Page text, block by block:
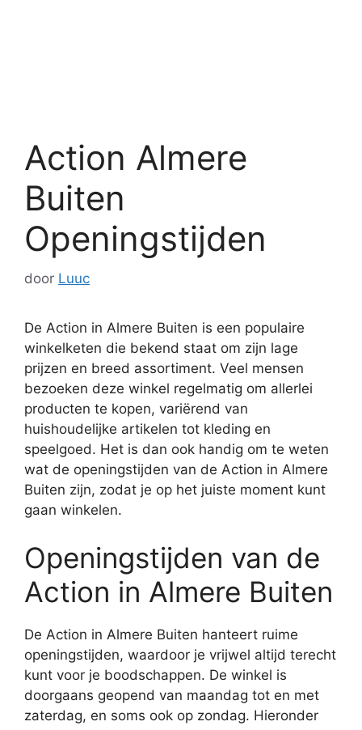
Action Almere
Buiten
Openingstijden
door Luuc
De Action in Almere Buiten is een populaire
winkelketen die bekend staat om zijn lage
prijzen en breed assortiment. Veel mensen
bezoeken deze winkel regelmatig om allerlei
producten te kopen, variërend van
huishoudelijke artikelen tot kleding en
speelgoed. Het is dan ook handig om te weten
wat de openingstijden van de Action in Almere
Buiten zijn, zodat je op het juiste moment kunt
gaan winkelen.
Openingstijden van de
Action in Almere Buiten
De Action in Almere Buiten hanteert ruime
openingstijden, waardoor je vrijwel altijd terecht
kunt voor je boodschappen. De winkel is
doorgaans geopend van maandag tot en met
zaterdag, en soms ook op zondag. Hieronder